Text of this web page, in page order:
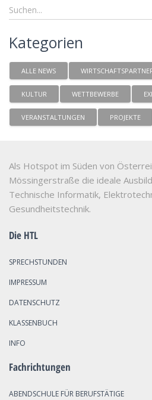
Kategorien
ALLE NEWS
KULTUR WETTBEWERBE
VERANSTALTUNGEN PROJEKTE
Als Hotspot im Süden von
Mössingerstraße die ideale
Technische Informatik,
Gesundheitstechnik.
Die HTL
SPRECHSTUNDEN
IMPRESSUM
DATENSCHUTZ
KLASSENBUCH
INFO
Fachrichtungen
ABENDSCHULE FÜR BERUFSTÄTIGE